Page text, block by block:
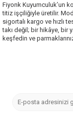
Fiyonk Kuyumculuk’un
titiz işçiliğiyle üretilir.
sigortalı kargo ve hızlı
takı değil; bir hikâye, bir
keşfedin ve